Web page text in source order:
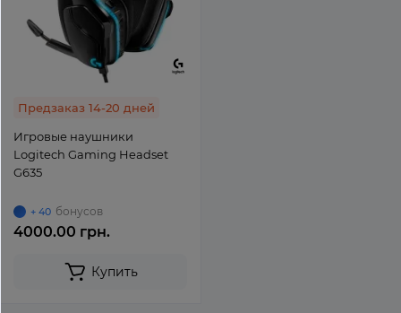
Предзаказ 14-20 дней
Игровые наушники
Logitech Gaming Headset
G635
+ 40 бонусов
4000.00 грн.
Купить